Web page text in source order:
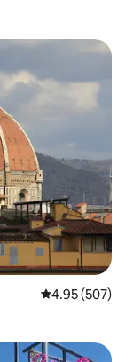
5 पैकी 4.95
4.95 (507)